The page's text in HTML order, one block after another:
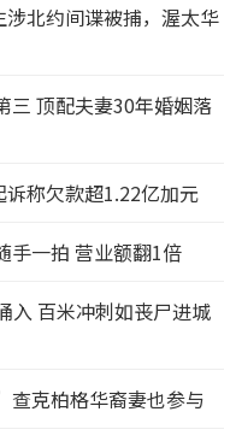
北约间谍被捕，渥太华
三 顶配夫妻30年婚姻落
称欠款超1.22亿加元
手一拍 营业额翻1倍
入 百米冲刺如丧尸进城
克柏格华裔妻也参与